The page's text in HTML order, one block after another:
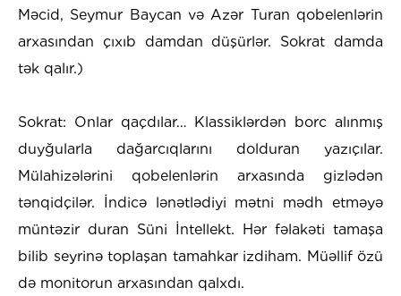
Məcid, Seymur Baycan və Azər Turan qobelenlərin
arxasından çıxıb damdan düşürlər. Sokrat damda
tək qalır.)
Sokrat: Onlar qaçdılar… Klassiklərdən borc alınmış
duyğularla dağarcıqlarını dolduran yazıçılar.
Mülahizələrini qobelenlərin arxasında gizlədən
tənqidçilər. İndicə lənətlədiyi mətni mədh etməyə
müntəzir duran Süni İntellekt. Hər fəlakəti tamaşa
bilib seyrinə toplaşan tamahkar izdiham. Müəllif özü
də monitorun arxasından qalxdı.